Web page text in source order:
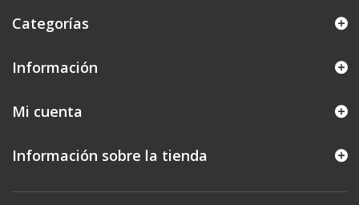
Categorías
Información
Mi cuenta
Información sobre la tienda